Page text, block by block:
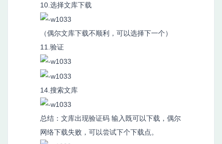
10.选择文库下载
（偶尔文库下载不顺利，可以选择下一个）
11.验证
14.搜索文库
总结：文库出现验证码 输入既可以下载，偶尔
网络下载失败，可以尝试下个下载点。